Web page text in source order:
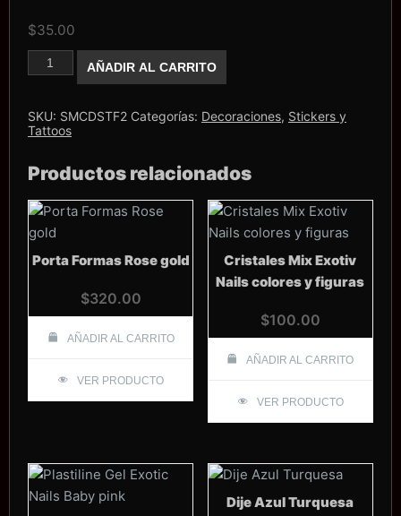
$35.00
Sticker
flores
AÑADIR AL CARRITO
SKU: SMCDSTF2 Categorías: Decoraciones, Stickers y
Tattoos
Productos relacionados
Porta Formas Rose gold
$320.00
AÑADIR AL CARRITO
VER PRODUCTO
Cristales Mix Exotiv
Nails colores y figuras
$100.00
AÑADIR AL CARRITO
VER PRODUCTO
Dije Azul Turquesa